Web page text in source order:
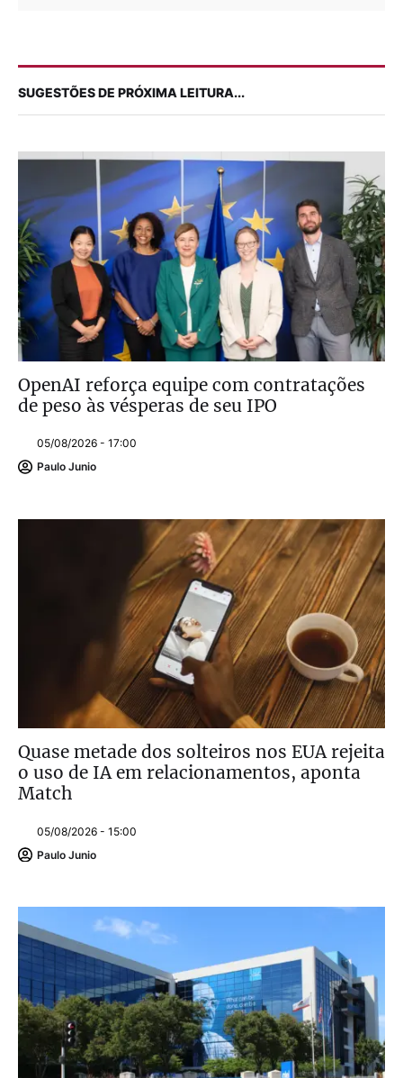
SUGESTÕES DE PRÓXIMA LEITURA...
OpenAI reforça equipe com contratações
de peso às vésperas de seu IPO
05/08/2026 - 17:00
Paulo Junio
Quase metade dos solteiros nos EUA rejeita
o uso de IA em relacionamentos, aponta
Match
05/08/2026 - 15:00
Paulo Junio